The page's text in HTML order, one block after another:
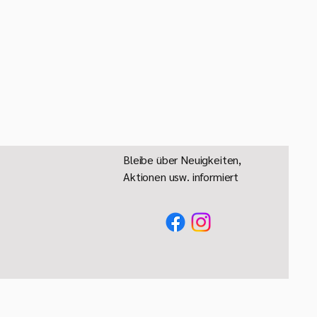
Bleibe über Neuigkeiten,
Aktionen usw. informiert